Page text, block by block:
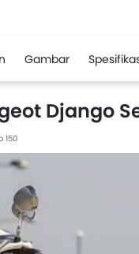
Gambar
Django
150